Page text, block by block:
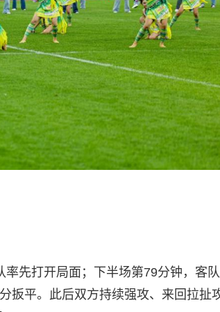
先打开局面；下半场第79分钟，客
扳平。此后双方持续强攻、来回拉扯